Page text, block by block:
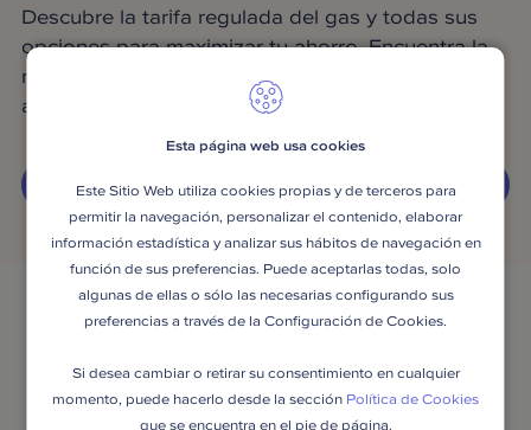
Esta página web usa cookies
Este Sitio Web utiliza cookies propias y de terceros para
permitir la navegación, personalizar el contenido, elaborar
información estadística y analizar sus hábitos de navegación en
función de sus preferencias. Puede aceptarlas todas, solo
algunas de ellas o sólo las necesarias configurando sus
preferencias a través de la Configuración de Cookies.
Si desea cambiar o retirar su consentimiento en cualquier
momento, puede hacerlo desde la sección Política de Cookies
que se encuentra en el pie de página.
Descubre la tarifa regulada del gas y todas sus
opciones para maximizar tu ahorro. Encuentra la
mejor alternativa para tu hogar o negocio,
adaptada a tus necesidades específicas.
¡OPTIMIZA TU GASTO!
Accede a la mejor tarifa de
clicks!